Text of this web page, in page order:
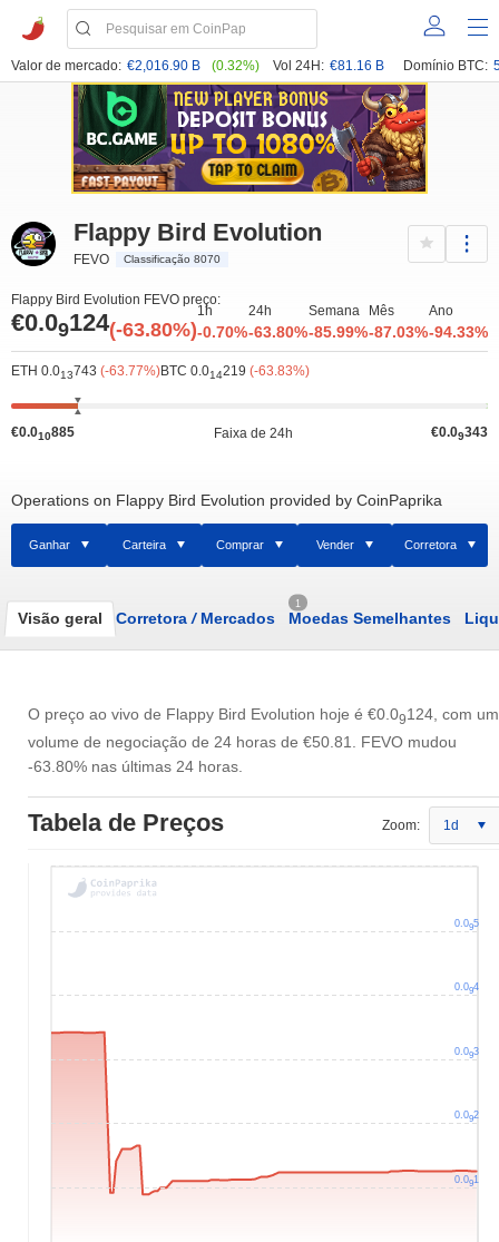
Valor de mercado: €2,016.90 B (0.32%) Vol 24H: €81.16 B Domínio BTC:
Flappy Bird Evolution
FEVO Classificação 8070
Flappy Bird Evolution FEVO preço:
€0.09124(-63.80%)
1h
-0.70%
24h
-63.80%
Semana
-85.99%
Mês
-87.03%
Ano
-94.33%
ETH 0.013743 (-63.77%)BTC 0.014219 (-63.83%)
€0.010885 Faixa de 24h €0.09343
Operations on Flappy Bird Evolution provided by CoinPaprika
Ganhar Carteira Comprar Vender Corretora
Visão geral Corretora /Mercados
1
Moedas Semelhantes
O preço ao vivo de Flappy Bird Evolution hoje é €0.09124 , com um
volume de negociação de 24 horas de €50.81
. FEVO mudou
-63.80% nas últimas 24 horas.
Tabela de Preços Zoom: 1d
0.091
0.092
0.093
0.094
0.095